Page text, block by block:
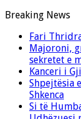
Breaking News
Fari
Majoroni,
sekretet e
Kanceri i
Shpejtësia
Shkenca
Si të